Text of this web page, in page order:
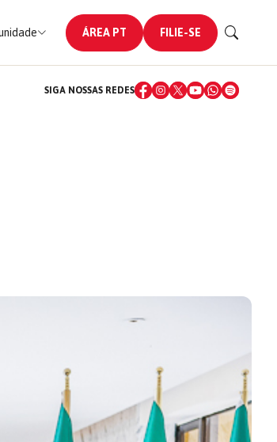
ÁREA PT FILIE-SE
SIGA NOSSAS REDES